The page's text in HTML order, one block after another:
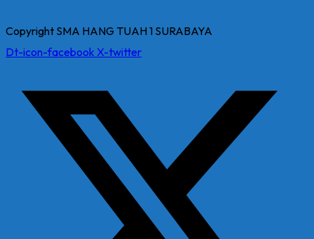
Copyright SMA HANG TUAH 1 SURABAYA
Dt-icon-facebook X-twitter